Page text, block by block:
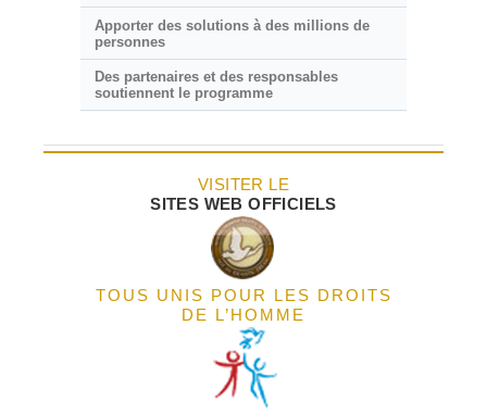
Apporter des solutions à des millions de
personnes
Des partenaires et des responsables
soutiennent le programme
VISITER LE
SITES WEB OFFICIELS
TOUS UNIS POUR LES DROITS
DE L’HOMME